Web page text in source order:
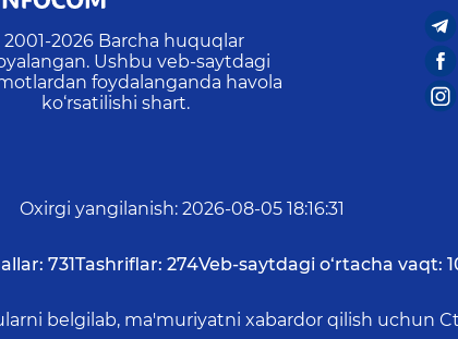
2026 Barcha huquqlar
Ushbu veb-saytdagi
foydalanganda havola
ko‘rsatilishi shart.
Oxirgi yangilanish: 2026-08-05 18:16:31
731Tashriflar: 274Veb-saytdagi o‘rtacha vaqt:
belgilab, ma'muriyatni xabardor qilish uchun